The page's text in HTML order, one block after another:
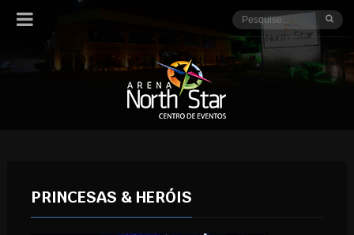
PRINCESAS & HERÓIS